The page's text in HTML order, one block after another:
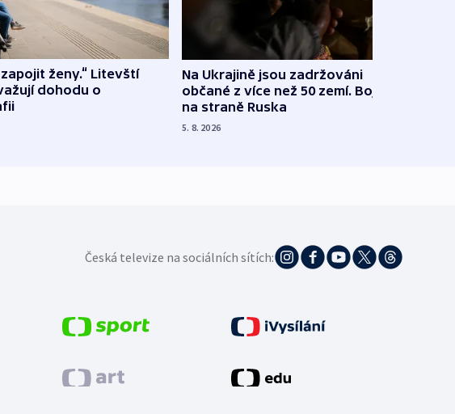
zapojit ženy.“ Litevští
dohodu o
Na Ukrajině jsou zadržováni
občané z více než 50 zemí. Bojovali
na straně Ruska
5. 8. 2026
Česká televize na sociálních sítích: